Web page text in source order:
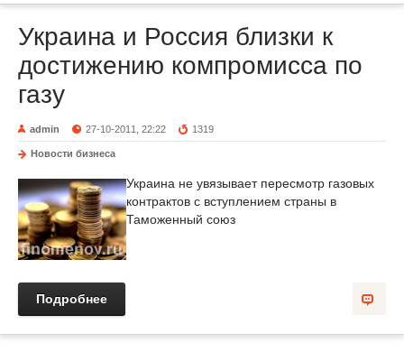
Украина и Россия близки к
достижению компромисса по
газу
admin 27-10-2011, 22:22 1319
Новости бизнеса
Украина не увязывает пересмотр газовых
контрактов с вступлением страны в
Таможенный союз
Подробнее